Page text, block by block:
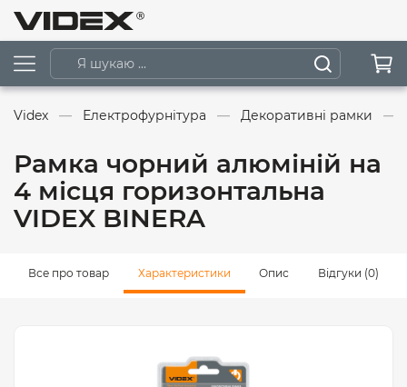
Videx Електрофурнітура Декоративні рамки
Рамка чорний алюміній на
4 місця горизонтальна
VIDEX BINERA
Все про товар Характеристики Опис Відгуки (0)